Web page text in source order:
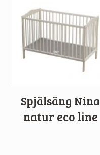
Spjälsäng Nina
natur eco line